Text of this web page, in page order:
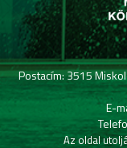
Postacím: 3515
E-
Az oldal